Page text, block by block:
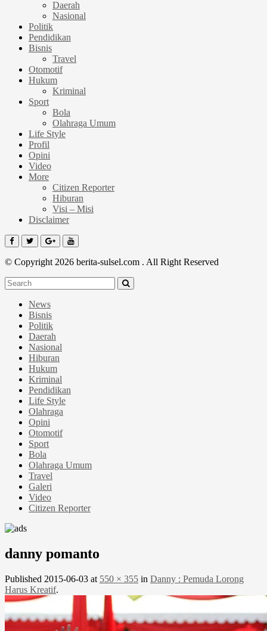
Daerah
Nasional
Politik
Pendidikan
Bisnis
Travel
Otomotif
Hukum
Kriminal
Sport
Bola
Olahraga Umum
Life Style
Profil
Opini
Video
More
Citizen Reporter
Hiburan
Visi – Misi
Disclaimer
© Copyright 2026 berita-sulsel.com . All Right Reserved
News
Bisnis
Politik
Daerah
Nasional
Hiburan
Hukum
Kriminal
Pendidikan
Life Style
Olahraga
Opini
Otomotif
Sport
Bola
Olahraga Umum
Travel
Galeri
Video
Citizen Reporter
danny pomanto
Published 2015-06-03 at 550 × 355 in Danny : Pemuda Lorong
Harus Kreatif.